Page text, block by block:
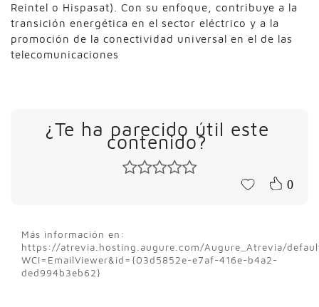
Reintel o Hispasat). Con su enfoque, contribuye a la
transición energética en el sector eléctrico y a la
promoción de la conectividad universal en el de las
telecomunicaciones
¿Te ha parecido útil este
contenido?
0
Más información en:
https://atrevia.hosting.augure.com/Augure_Atrevia/
WCI=EmailViewer&id={03d5852e-e7af-416e-b4a2-
ded994b3eb62}